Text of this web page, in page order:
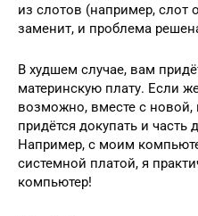
из слотов (например, слот
заменит, и проблема
В худшем случае, вам
материнскую плату. Если
возможно, вместе с
придётся докупать и часть
Например, с моим
системной платой, я
компьютер!